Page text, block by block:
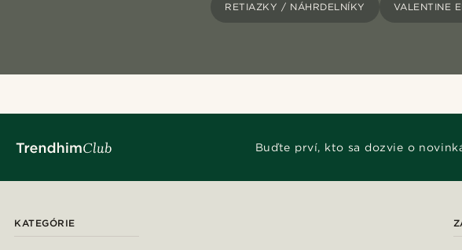
RETIAZKY / NÁHRDELNÍKY VALENTINE
Buďte prví, kto sa dozvie o
KATEGÓRIE